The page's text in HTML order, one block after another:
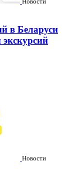
в Беларуси
Новости